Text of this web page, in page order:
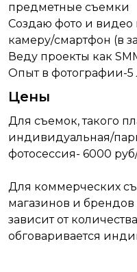
предметные съемки
Создаю фото и видео
камеру/cмартфон (в
Веду проекты как
Опыт в фотографии-5
Цены
Для съемок, такого
индивидуальная/
фотосессия- 6000
Для коммерческих
магазинов и брендов
зависит от
обговаривается